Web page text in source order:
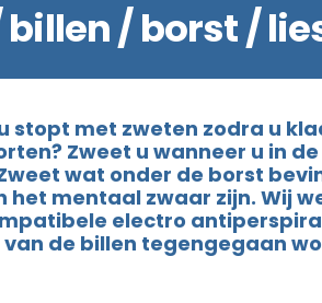
/ borst /
stopt met zweten zodra u
Zweet u wanneer u in
wat onder de borst
mentaal zwaar zijn. Wij
electro
de billen tegengegaan